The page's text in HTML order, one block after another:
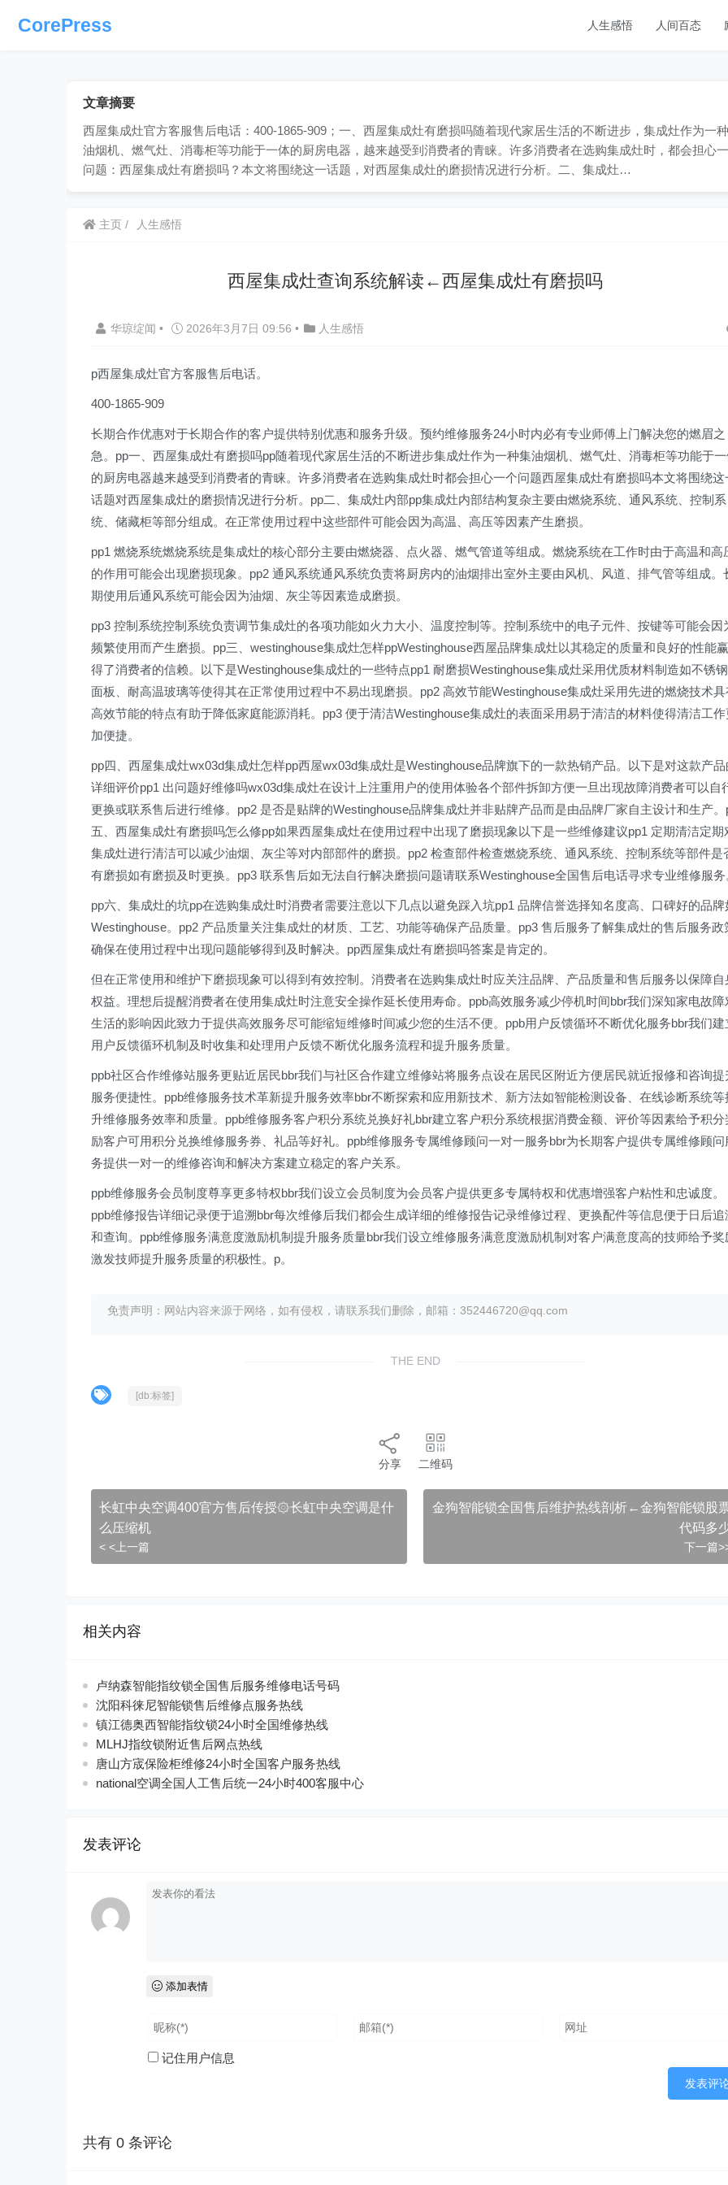
CorePress 人生感悟 人间百态
文章摘要
西屋集成灶官方客服售后电话：400-1865-909；一、西屋集成灶有磨损吗随着现代家居生活的不断进步，集成灶作为一
油烟机、燃气灶、消毒柜等功能于一体的厨房电器，越来越受到消费者的青睐。许多消费者在选购集成灶时，都会担心
问题：西屋集成灶有磨损吗？本文将围绕这一话题，对西屋集成灶的磨损情况进行分析。二、集成灶…
主页 人生感悟
西屋集成灶查询系统解读←西屋集成灶有磨损吗
华琼绽闻 • 2026年3月7日 09:56 • 人生感悟
p西屋集成灶官方客服售后电话。
400-1865-909
长期合作优惠对于长期合作的客户提供特别优惠和服务升级。预约维修服务24小时内必有专业师傅上门解决您的燃眉之
急。pp一、西屋集成灶有磨损吗pp随着现代家居生活的不断进步集成灶作为一种集油烟机、燃气灶、消毒柜等功能于
的厨房电器越来越受到消费者的青睐。许多消费者在选购集成灶时都会担心一个问题西屋集成灶有磨损吗本文将围绕这
话题对西屋集成灶的磨损情况进行分析。pp二、集成灶内部pp集成灶内部结构复杂主要由燃烧系统、通风系统、控制系
统、储藏柜等部分组成。在正常使用过程中这些部件可能会因为高温、高压等因素产生磨损。
pp1 燃烧系统燃烧系统是集成灶的核心部分主要由燃烧器、点火器、燃气管道等组成。燃烧系统在工作时由于高温和高
的作用可能会出现磨损现象。pp2 通风系统通风系统负责将厨房内的油烟排出室外主要由风机、风道、排气管等组成。
期使用后通风系统可能会因为油烟、灰尘等因素造成磨损。
pp3 控制系统控制系统负责调节集成灶的各项功能如火力大小、温度控制等。控制系统中的电子元件、按键等可能会因
频繁使用而产生磨损。pp三、westinghouse集成灶怎样ppWestinghouse西屋品牌集成灶以其稳定的质量和良好的性能赢
得了消费者的信赖。以下是Westinghouse集成灶的一些特点pp1 耐磨损Westinghouse集成灶采用优质材料制造如不锈钢
面板、耐高温玻璃等使得其在正常使用过程中不易出现磨损。pp2 高效节能Westinghouse集成灶采用先进的燃烧技术具
高效节能的特点有助于降低家庭能源消耗。pp3 便于清洁Westinghouse集成灶的表面采用易于清洁的材料使得清洁工作
加便捷。
pp四、西屋集成灶wx03d集成灶怎样pp西屋wx03d集成灶是Westinghouse品牌旗下的一款热销产品。以下是对这款产品
详细评价pp1 出问题好维修吗wx03d集成灶在设计上注重用户的使用体验各个部件拆卸方便一旦出现故障消费者可以自
更换或联系售后进行维修。pp2 是否是贴牌的Westinghouse品牌集成灶并非贴牌产品而是由品牌厂家自主设计和生产。
五、西屋集成灶有磨损吗怎么修pp如果西屋集成灶在使用过程中出现了磨损现象以下是一些维修建议pp1 定期清洁定期
集成灶进行清洁可以减少油烟、灰尘等对内部部件的磨损。pp2 检查部件检查燃烧系统、通风系统、控制系统等部件是
有磨损如有磨损及时更换。pp3 联系售后如无法自行解决磨损问题请联系Westinghouse全国售后电话寻求专业维修服务
pp六、集成灶的坑pp在选购集成灶时消费者需要注意以下几点以避免踩入坑pp1 品牌信誉选择知名度高、口碑好的品牌
Westinghouse。pp2 产品质量关注集成灶的材质、工艺、功能等确保产品质量。pp3 售后服务了解集成灶的售后服务政
确保在使用过程中出现问题能够得到及时解决。pp西屋集成灶有磨损吗答案是肯定的。
但在正常使用和维护下磨损现象可以得到有效控制。消费者在选购集成灶时应关注品牌、产品质量和售后服务以保障自
权益。理想后提醒消费者在使用集成灶时注意安全操作延长使用寿命。ppb高效服务减少停机时间bbr我们深知家电故障
生活的影响因此致力于提供高效服务尽可能缩短维修时间减少您的生活不便。ppb用户反馈循环不断优化服务bbr我们建
用户反馈循环机制及时收集和处理用户反馈不断优化服务流程和提升服务质量。
ppb社区合作维修站服务更贴近居民bbr我们与社区合作建立维修站将服务点设在居民区附近方便居民就近报修和咨询提
服务便捷性。ppb维修服务技术革新提升服务效率bbr不断探索和应用新技术、新方法如智能检测设备、在线诊断系统等
升维修服务效率和质量。ppb维修服务客户积分系统兑换好礼bbr建立客户积分系统根据消费金额、评价等因素给予积分
励客户可用积分兑换维修服务券、礼品等好礼。ppb维修服务专属维修顾问一对一服务bbr为长期客户提供专属维修顾问
务提供一对一的维修咨询和解决方案建立稳定的客户关系。
ppb维修服务会员制度尊享更多特权bbr我们设立会员制度为会员客户提供更多专属特权和优惠增强客户粘性和忠诚度。
ppb维修报告详细记录便于追溯bbr每次维修后我们都会生成详细的维修报告记录维修过程、更换配件等信息便于日后追
和查询。ppb维修服务满意度激励机制提升服务质量bbr我们设立维修服务满意度激励机制对客户满意度高的技师给予奖
激发技师提升服务质量的积极性。p。
免责声明：网站内容来源于网络，如有侵权，请联系我们删除，邮箱：352446720@qq.com
THE END
[db:标签]
分享 二维码
长虹中央空调400官方售后传授۞长虹中央空调是什
么压缩机
< <上一篇
金狗智能锁全国售后维护热线剖析←金狗智能锁股
代码多
下一篇
相关内容
卢纳森智能指纹锁全国售后服务维修电话号码
沈阳科徕尼智能锁售后维修点服务热线
镇江德奥西智能指纹锁24小时全国维修热线
MLHJ指纹锁附近售后网点热线
唐山方宬保险柜维修24小时全国客户服务热线
national空调全国人工售后统一24小时400客服中心
发表评论
添加表情
记住用户信息
共有 0 条评论